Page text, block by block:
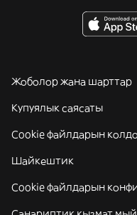
Жоболор жана шарттар
Купуялык саясаты
Cookie файлдарын
Шайкештик
Cookie файлдарын